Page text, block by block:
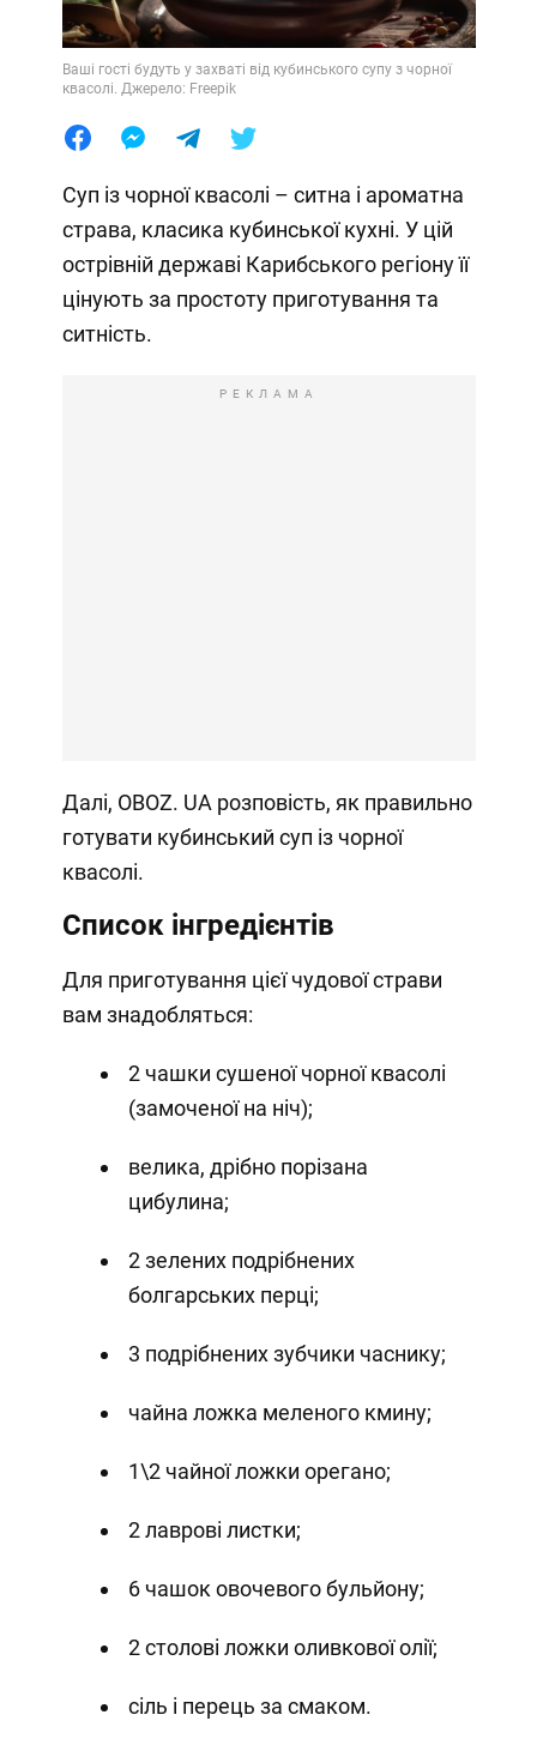
Ваші гості будуть у захваті від кубинського супу з чорної
квасолі. Джерело: Freepik
Суп із чорної квасолі – ситна і ароматна
страва, класика кубинської кухні. У цій
острівній державі Карибського регіону її
цінують за простоту приготування та
ситність.
РЕКЛАМА
Далі, OBOZ. UA розповість, як правильно
готувати кубинський суп із чорної
квасолі.
Список інгредієнтів
Для приготування цієї чудової страви
вам знадобляться:
2 чашки сушеної чорної квасолі
(замоченої на ніч);
велика, дрібно порізана
цибулина;
2 зелених подрібнених
болгарських перці;
3 подрібнених зубчики часнику;
чайна ложка меленого кмину;
1\2 чайної ложки орегано;
2 лаврові листки;
6 чашок овочевого бульйону;
2 столові ложки оливкової олії;
сіль і перець за смаком.